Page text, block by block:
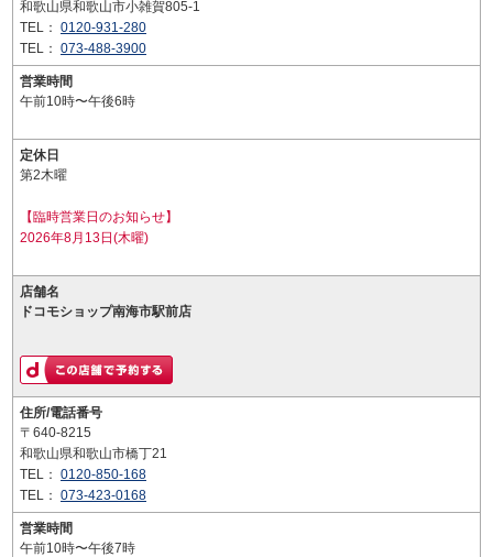
和歌山県和歌山市小雑賀805-1
TEL： 0120-931-280
TEL： 073-488-3900
営業時間
午前10時〜午後6時
定休日
第2木曜
【臨時営業日のお知らせ】
2026年8月13日(木曜)
店舗名
ドコモショップ南海市駅前店
住所/電話番号
〒640-8215
和歌山県和歌山市橋丁21
TEL： 0120-850-168
TEL： 073-423-0168
営業時間
午前10時〜午後7時